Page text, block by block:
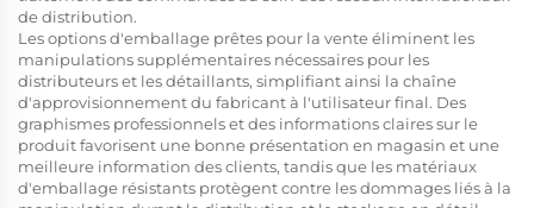
de distribution.
Les options d'emballage prêtes pour la vente éliminent les
manipulations supplémentaires nécessaires pour les
distributeurs et les détaillants, simplifiant ainsi la chaîne
d'approvisionnement du fabricant à l'utilisateur final. Des
graphismes professionnels et des informations claires sur le
produit favorisent une bonne présentation en magasin et une
meilleure information des clients, tandis que les matériaux
d'emballage résistants protègent contre les dommages liés à la